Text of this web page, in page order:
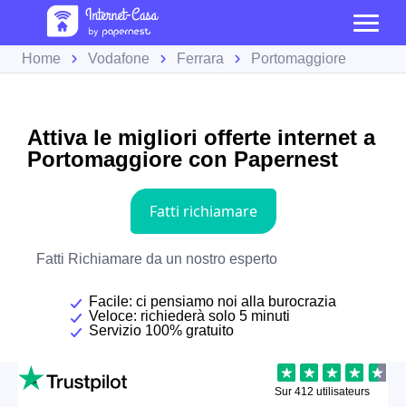
Home Vodafone Ferrara Portomaggiore